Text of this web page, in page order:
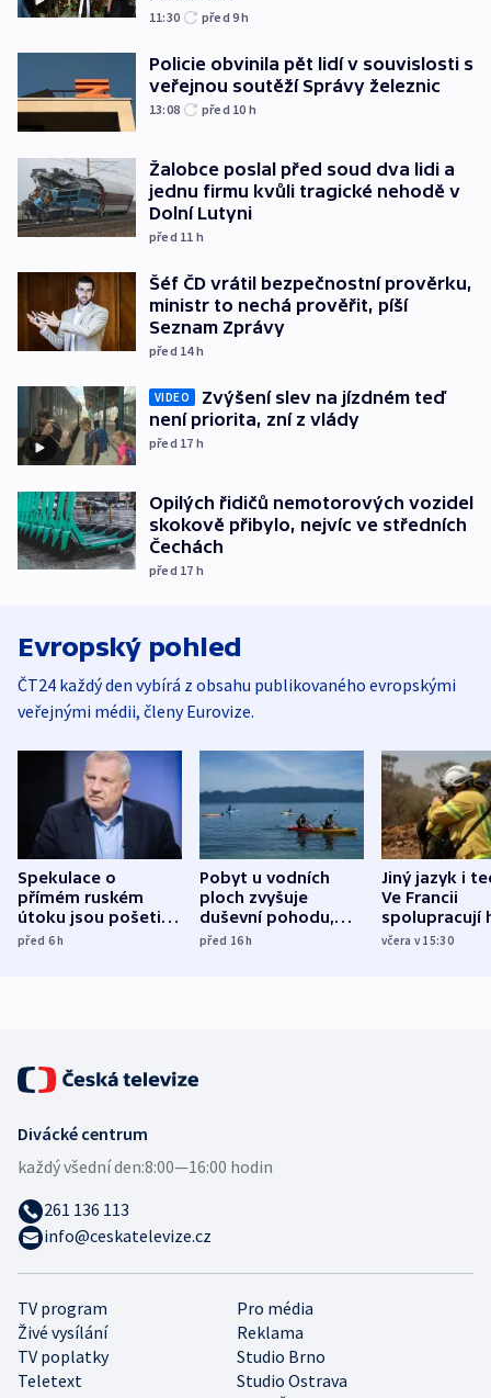
11:30 před 9h
Policie obvinila pět lidí v souvislosti s
veřejnou soutěží Správy železnic
13:08 před 10 h
Žalobce poslal před soud dva lidi a
jednu firmu kvůli tragické nehodě v
Dolní Lutyni
před 11 h
Šéf ČD vrátil bezpečnostní prověrku,
ministr to nechá prověřit, píší
Seznam Zprávy
před 14h
VIDEO
Zvýšení slev na jízdném teď
není priorita, zní z vlády
před 17 h
Opilých řidičů nemotorových vozidel
skokově přibylo, nejvíc ve středních
Čechách
před 17 h
Evropský pohled
ČT24 každý den vybírá z obsahu publikovaného evropskými
veřejnými médii, členy Eurovize.
Spekulace o
přímém ruském
útoku jsou pošetilé,
míní estonský
před 6h
Pobyt u vodních
ploch zvyšuje
duševní pohodu,
ukázala
před 16h
Jiný jazyk i
Ve Francii
spolupracují
různých zemí
včera v 15:30
TV program
Pro média
Živé vysílání
Reklama
TV poplatky
Studio Brno
Teletext
Studio Ostrava
Divácké centrum
každý všední den:8:00—16:00 hodin
261 136 113
info@ceskatelevize.cz